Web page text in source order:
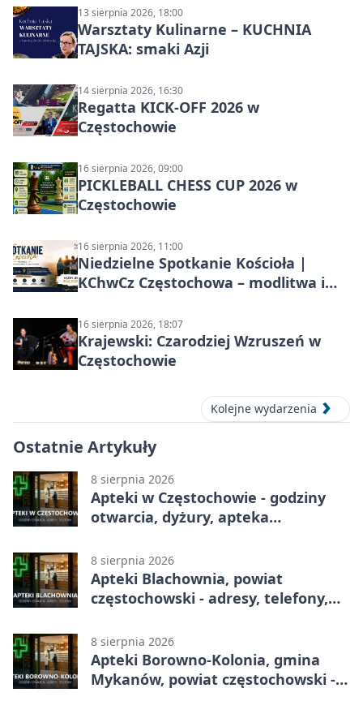
13 sierpnia 2026, 18:00
Warsztaty Kulinarne – KUCHNIA
TAJSKA: smaki Azji
14 sierpnia 2026, 16:30
Regatta KICK-OFF 2026 w
Częstochowie
16 sierpnia 2026, 09:00
PICKLEBALL CHESS CUP 2026 w
Częstochowie
16 sierpnia 2026, 11:00
Niedzielne Spotkanie Kościoła |
KChwCz Częstochowa – modlitwa i
16 sierpnia 2026, 18:07
Krajewski: Czarodziej Wzruszeń w
Częstochowie
Kolejne wydarzenia
Ostatnie Artykuły
8 sierpnia 2026
Apteki w Częstochowie - godziny
otwarcia, dyżury, apteka
8 sierpnia 2026
Apteki Blachownia, powiat
częstochowski - adresy, telefony,
8 sierpnia 2026
Apteki Borowno-Kolonia, gmina
Mykanów, powiat częstochowski -